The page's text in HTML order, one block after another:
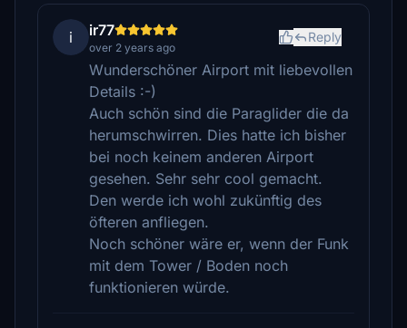
i ir77
over 2 years ago
Reply
Wunderschöner Airport mit liebevollen
Details :-)
Auch schön sind die Paraglider die da
herumschwirren. Dies hatte ich bisher
bei noch keinem anderen Airport
gesehen. Sehr sehr cool gemacht.
Den werde ich wohl zukünftig des
öfteren anfliegen.
Noch schöner wäre er, wenn der Funk
mit dem Tower / Boden noch
funktionieren würde.